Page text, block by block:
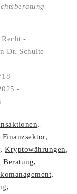
Recht -
Dr. Schulte
-
,
Finanzsektor,
, Kryptowährungen,
Beratung,
,
,